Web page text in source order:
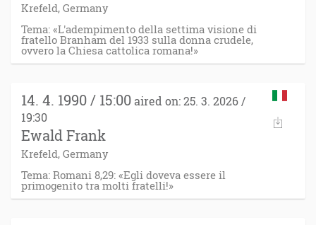
Krefeld, Germany
Tema: «L'adempimento della settima visione di
fratello Branham del 1933 sulla donna crudele,
ovvero la Chiesa cattolica romana!»
14. 4. 1990 / 15:00 aired on: 25. 3. 2026 /
19:30
Ewald Frank
Krefeld, Germany
Tema: Romani 8,29: «Egli doveva essere il
primogenito tra molti fratelli!»